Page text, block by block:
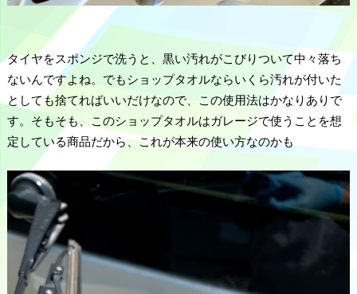
タイヤをスポンジで洗うと、黒い汚れがこびりついて中々落ち
ないんですよね。でもショップタオルならいくら汚れが付いた
としても捨てればいいだけなので、この使用法はかなりありで
す。そもそも、このショップタオルはガレージで使うことを想
定している商品だから、これが本来の使い方なのかも